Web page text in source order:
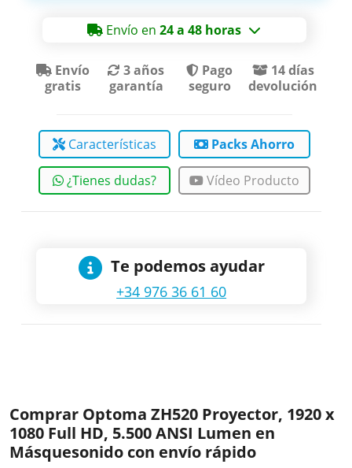
Te podemos ayudar
+34 976 36 61 60
Envío en24 a 48 horas
Envío
gratis
3 años
garantía
Pago
seguro
14 días
devolución
Características Packs Ahorro
¿Tienes dudas? Vídeo Producto
Comprar Optoma ZH520 Proyector, 1920 x
1080 Full HD, 5.500 ANSI Lumen en
Másquesonido con envío rápido